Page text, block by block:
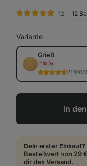
12 12
Variante
Grieß
-18 %
21
In
Dein erster Einkauf?
Bestellwert von 29
dir den Versand.